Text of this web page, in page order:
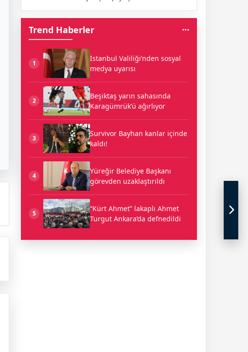
Trend Haberler
1
İstanbul Valiliği’nden sosyal
medya uyarısı
2
Beşiktaş yarın sahasında
Karagümrük’ü ağırlıyor
3
Survivor Bayhan kanlar içinde
kaldı!
4
Yüreğir Belediye Başkanı
görevden uzaklaştırıldı
5
“Kürt Ahmet” lakaplı Ahmet
Turgut Ankara’da defnedildi